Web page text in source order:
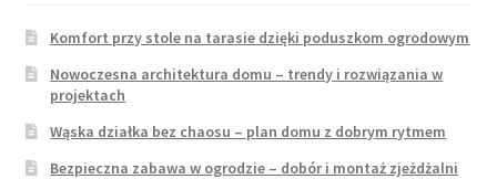
Komfort przy stole na tarasie dzięki poduszkom ogrodowym
Nowoczesna architektura domu – trendy i rozwiązania w
projektach
Wąska działka bez chaosu – plan domu z dobrym rytmem
Bezpieczna zabawa w ogrodzie – dobór i montaż zjeżdżalni